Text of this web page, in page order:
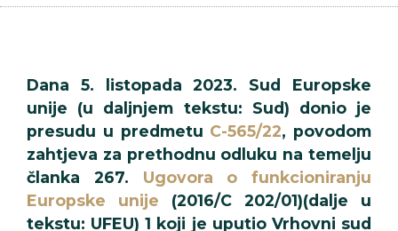
Dana 5. listopada 2023. Sud Europske
unije (u daljnjem tekstu: Sud) donio je
presudu u predmetu C-565/22, povodom
zahtjeva za prethodnu odluku na temelju
članka 267. Ugovora o funkcioniranju
Europske unije (2016/C 202/01)(dalje u
tekstu: UFEU) 1 koji je uputio Vrhovni sud